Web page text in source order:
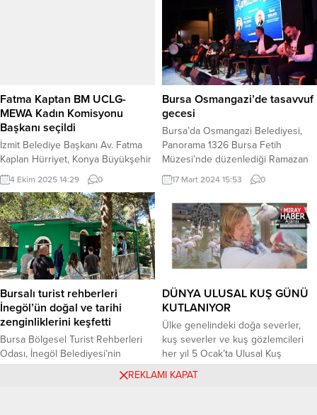
çekilişinde, 5 bilen 5 talihli
toplamda ekstra 10 milyon TL
kazandı! Çılgın Sayısal Loto’da
‘Milyonerler Festivali” 22 Kasım
Cumartesi günü gerçekleşen
çekilişinde 5 talihliye toplam 10
milyon TL ekstra ikramiye
kazandırdı....
Fatma Kaptan BM UCLG-
MEWA Kadın Komisyonu
Başkanı seçildi
İzmit Belediye Başkanı Av. Fatma
Kaplan Hürriyet, Konya Büyükşehir
Belediyesi organizasyonuyla
düzenlenen Birleşmiş Kentler ve
Yerel Yönetimler Orta Doğu ve Batı
Asya Bölge Teşkilatı (UCLG-MEWA)
Kongresi’nde önemli bir göreve
seçildi. Başkan Hürriyet, kongrede
yapılan seçimde UCLG-MEWA
Kadın Komisyonu Başkanlığı
görevine seçildi. KOCAELİ (İGFA) –
İzmit Belediyesi Başkan Yardımcısı
Celal Hülür...
4 Ekim 2025 14:29 0
Bursa Osmangazi’de tasavvuf
gecesi
Bursa’da Osmangazi Belediyesi,
Panorama 1326 Bursa Fetih
Müzesi’nde düzenlediği Ramazan
Nağme konseri ile Bursalılara
Ramazan ruhunu dolu dolu yaşattı.
Tasavvuf gecesi ile dinleyiciler
keyifli bir Ramazan akşamı geçirdi.
BURSA (İGFA) – Osmangazi
Belediyesi, Ramazan ayının hazzını
ve huzurunu yaşatmak adına
tasavvuf müziği konseri düzenledi.
“Ramazan Nağme” adı ile
gerçekleştirilen konser...
17 Mart 2024 15:53 0
Bursalı turist rehberleri
İnegöl’ün doğal ve tarihi
zenginliklerini keşfetti
Bursa Bölgesel Turist Rehberleri
Odası, İnegöl Belediyesi’nin
Doğa Eğitim Turu’nda bölgenin
0
DÜNYA ULUSAL KUŞ GÜNÜ
KUTLANIYOR
Ülke genelindeki doğa severler,
kuş severler ve kuş gözlemcileri
her yıl 5 Ocak’ta Ulusal Kuş
kutlanan Dünya Kuş Günü, kuşların
9 Ocak 2026 01:11
REKLAMI KAPAT